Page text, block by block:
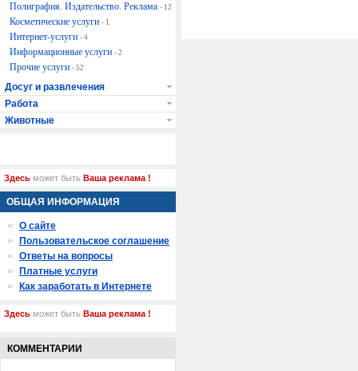
Полиграфия. Издательство. Реклама - 12
Косметические услуги - 1
Интернет-услуги - 4
Информационные услуги - 2
Прочие услуги - 52
Досуг и развлечения
Работа
Животные
Здесь может быть Ваша реклама !
ОБЩАЯ ИНФОРМАЦИЯ
О сайте
Пользовательское соглашение
Ответы на вопросы
Платные услуги
Как заработать в Интернете
Здесь может быть Ваша реклама !
КОММЕНТАРИИ